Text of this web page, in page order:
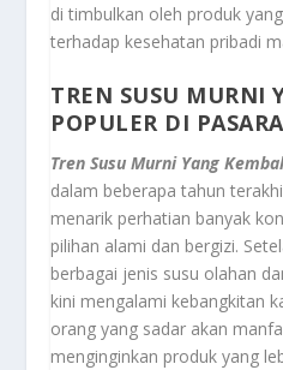
di timbulkan oleh produk
terhadap kesehatan pribadi
TREN SUSU MURNI
POPULER DI
Tren Susu Murni Yang
dalam beberapa tahun
menarik perhatian banyak
pilihan alami dan bergizi.
berbagai jenis susu olahan
kini mengalami kebangkitan
orang yang sadar akan
menginginkan produk yang